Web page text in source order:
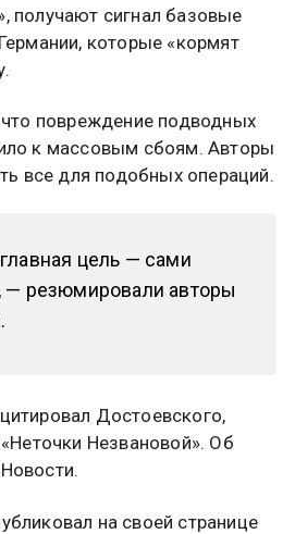
получают сигнал базовые
которые «кормят
повреждение подводных
к массовым сбоям. Авторы
все для подобных операций.
цель — сами
— резюмировали авторы
Достоевского,
Незвановой». Об
на своей странице